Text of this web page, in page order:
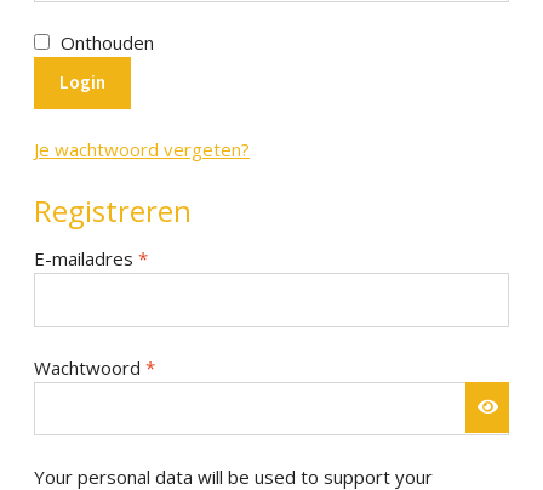
Onthouden
Login
Je wachtwoord vergeten?
Registreren
E-mailadres *Vereist
Wachtwoord *Vereist
Your personal data will be used to support your